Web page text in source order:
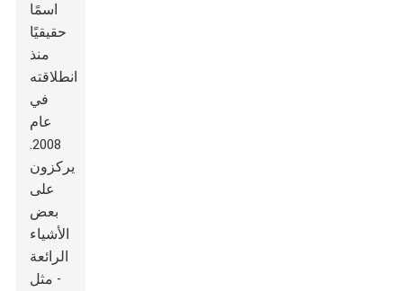
اسمًا
حقيقيًا
منذ
انطلاقته
في
عام
2008.
يركزون
على
بعض
الأشياء
الرائعة
- مثل